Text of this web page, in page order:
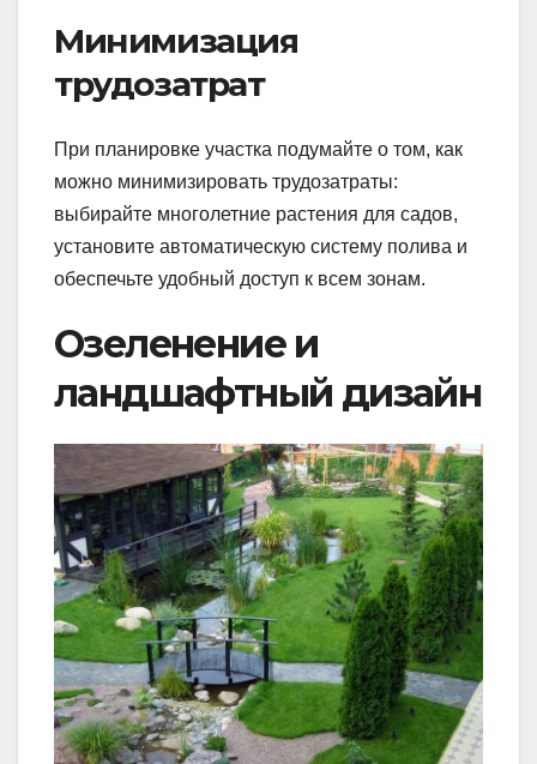
Минимизация
трудозатрат
При планировке участка подумайте о том, как
можно минимизировать трудозатраты:
выбирайте многолетние растения для садов,
установите автоматическую систему полива и
обеспечьте удобный доступ к всем зонам.
Озеленение и
ландшафтный дизайн